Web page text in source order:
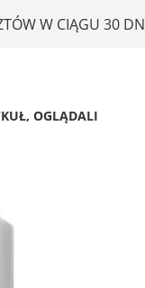
W CIĄGU 30
OGLĄDALI